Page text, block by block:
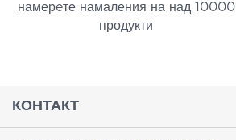
намерeте намаления на над 10000
продукти
КОНТАКТ